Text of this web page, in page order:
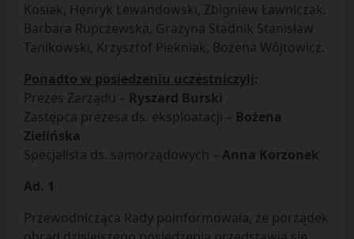
Kosiak, Henryk Lewandowski, Zbigniew Ławniczak.
Barbara Rupczewska, Grażyna Stadnik Stanisław
Tanikowski, Krzysztof Piekniak, Bożena Wójtowicz.
Ponadto w posiedzeniu uczestniczyli:
Prezes Zarządu – Ryszard Burski
Zastępca prezesa ds. eksploatacji – Bożena
Zielińska
Specjalista ds. samorządowych – Anna Korzonek
Ad. 1
Przewodnicząca Rady poinformowała, że porządek